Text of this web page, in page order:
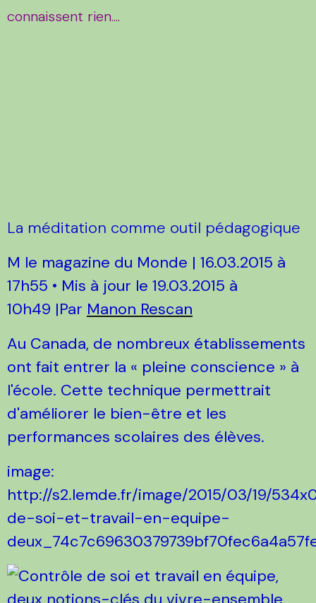
connaissent rien....
La méditation comme outil pédagogique
M le magazine du Monde | 16.03.2015 à
17h55 • Mis à jour le 19.03.2015 à
10h49 |Par Manon Rescan
Au Canada, de nombreux établissements
ont fait entrer la « pleine conscience » à
l'école. Cette technique permettrait
d'améliorer le bien-être et les
performances scolaires des élèves.
image:
http://s2.lemde.fr/image/2015/03/19/
de-soi-et-travail-en-equipe-